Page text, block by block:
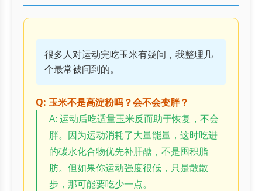
很多人对运动完吃玉米有疑问，我整理几
个最常被问到的。
Q: 玉米不是高淀粉吗？会不会变胖？
A: 运动后吃适量玉米反而助于恢复，不会
胖。因为运动消耗了大量能量，这时吃进
的碳水化合物优先补肝醣，不是囤积脂
肪。但如果你运动强度很低，只是散散
步，那可能要吃少一点。